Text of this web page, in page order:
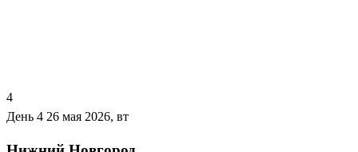
4
День 4 26 мая 2026, вт